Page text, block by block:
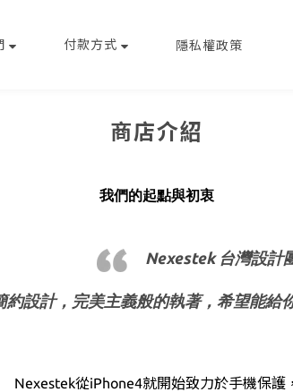
付款方式 隱私權政策
商店介紹
我們的起點與初衷
Nexestek 台灣設計
約設計，完美主義般的執著，希望能給
Nexestek從iPhone4就開始致力於手機保護，